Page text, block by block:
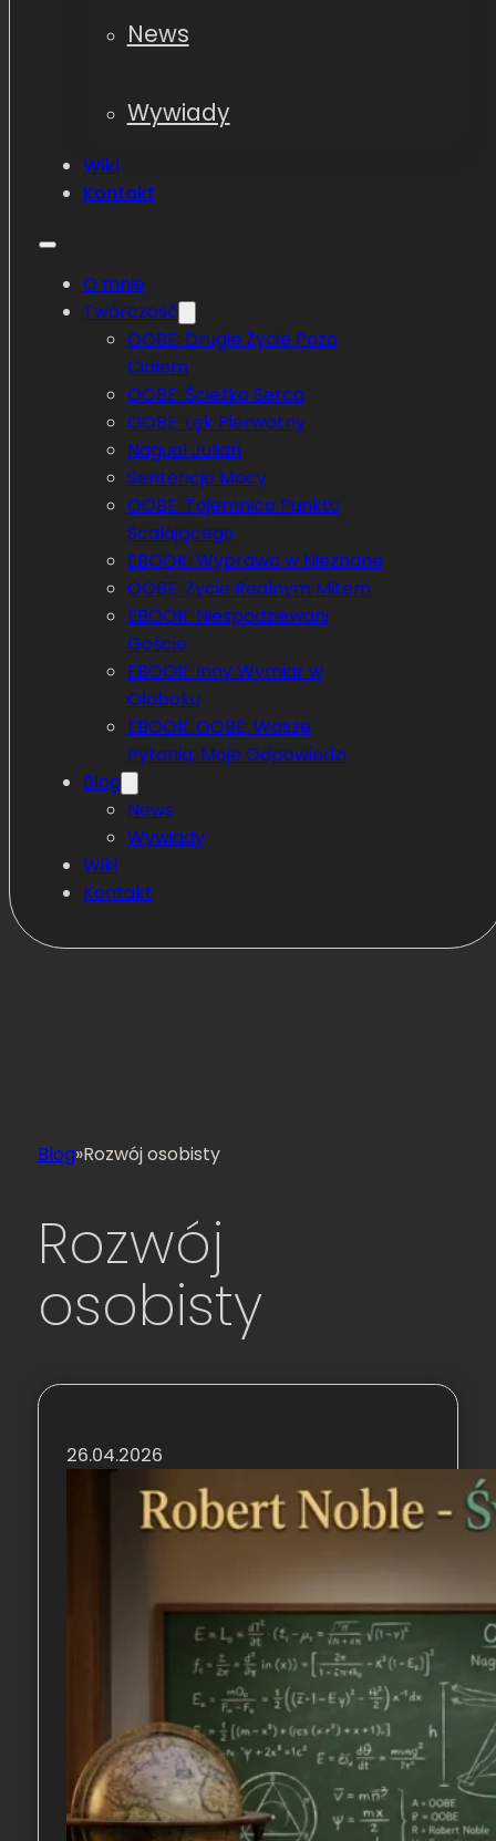
News
Wywiady
Wiki
Kontakt
O mnie
Twórczość
OOBE: Drugie Życie Poza
Ciałem
OOBE: Ścieżka Serca
OOBE: Lęk Pierwotny
Nagual Julian
Sentencje Mocy
OOBE: Tajemnica Punktu
Scalającego
EBOOK: Wyprawa w Nieznane
OOBE: Życie Realnym Mitem
EBOOK: Niespodziewani
Goście
EBOOK: Inny Wymiar w
Ołoboku
EBOOK: OOBE: Wasze
Pytania, Moje Odpowiedzi
Blog
News
Wywiady
Wiki
Kontakt
Blog»Rozwój osobisty
Rozwój
osobisty
26.04.2026